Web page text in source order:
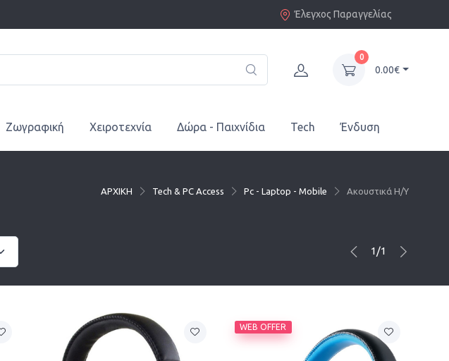
Έλεγχος Παραγγελίας
0
0.00€
Ζωγραφική Χειροτεχνία Δώρα - Παιχνίδια Tech Ένδυση
ΑΡΧΙΚΗ Tech & PC Access Pc - Laptop - Mobile Ακουστικά Η/Υ
1/1
WEB OFFER